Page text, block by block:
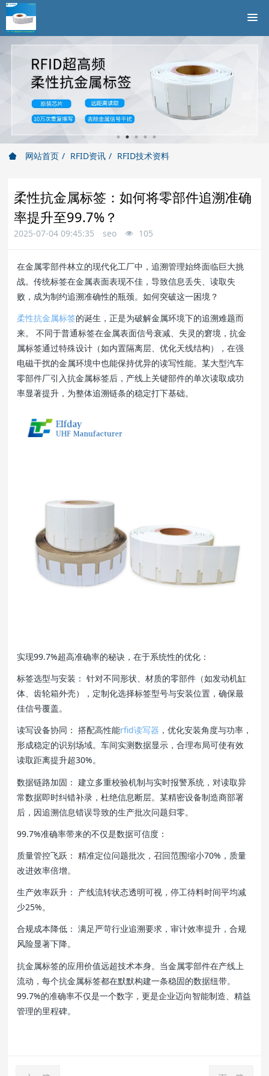
网站首页 RFID资讯 RFID技术资料
柔性抗金属标签：如何将零部件追溯准确
率提升至99.7%？
2025-07-04 09:45:35 seo 105
在金属零部件林立的现代化工厂中，追溯管理始终面临巨大挑
战。传统标签在金属表面表现不佳，导致信息丢失、读取失
败，成为制约追溯准确性的瓶颈。如何突破这一困境？
柔性抗金属标签的诞生，正是为破解金属环境下的追溯难题而
来。 不同于普通标签在金属表面信号衰减、失灵的窘境，抗金
属标签通过特殊设计（如内置隔离层、优化天线结构），在强
电磁干扰的金属环境中也能保持优异的读写性能。某大型汽车
零部件厂引入抗金属标签后，产线上关键部件的单次读取成功
率显著提升，为整体追溯链条的稳定打下基础。
实现99.7%超高准确率的秘诀，在于系统性的优化：
标签选型与安装： 针对不同形状、材质的零部件（如发动机缸
体、齿轮箱外壳），定制化选择标签型号与安装位置，确保最
佳信号覆盖。
读写设备协同： 搭配高性能rfid读写器 ，优化安装角度与功率，
形成稳定的识别场域。车间实测数据显示，合理布局可使有效
读取距离提升超30%。
数据链路加固： 建立多重校验机制与实时报警系统，对读取异
常数据即时纠错补录，杜绝信息断层。某精密设备制造商部署
后，因追溯信息错误导致的生产批次问题归零。
99.7%准确率带来的不仅是数据可信度：
质量管控飞跃： 精准定位问题批次，召回范围缩小70%，质量
改进效率倍增。
生产效率跃升： 产线流转状态透明可视，停工待料时间平均减
少25%。
合规成本降低： 满足严苛行业追溯要求，审计效率提升，合规
风险显著下降。
抗金属标签的应用价值远超技术本身。当金属零部件在产线上
流动，每个抗金属标签都在默默构建一条稳固的数据纽带。
99.7%的准确率不仅是一个数字，更是企业迈向智能制造、精益
管理的里程碑。